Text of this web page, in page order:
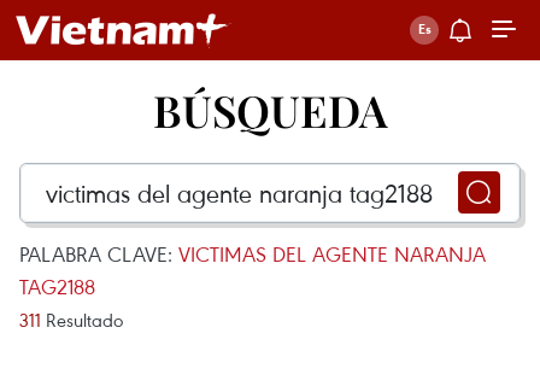
BÚSQUEDA
PALABRA CLAVE: VICTIMAS DEL AGENTE NARANJA
TAG2188
311 Resultado